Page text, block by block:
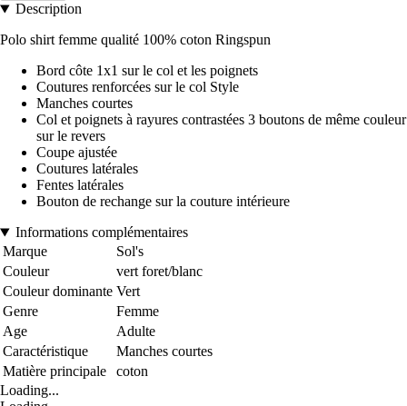
Description
Polo shirt femme qualité 100% coton Ringspun
Bord côte 1x1 sur le col et les poignets
Coutures renforcées sur le col Style
Manches courtes
Col et poignets à rayures contrastées 3 boutons de même couleur
sur le revers
Coupe ajustée
Coutures latérales
Fentes latérales
Bouton de rechange sur la couture intérieure
Informations complémentaires
Marque
Sol's
Couleur
vert foret/blanc
Couleur dominante Vert
Genre
Femme
Age
Adulte
Caractéristique
Manches courtes
Matière principale
coton
Loading...